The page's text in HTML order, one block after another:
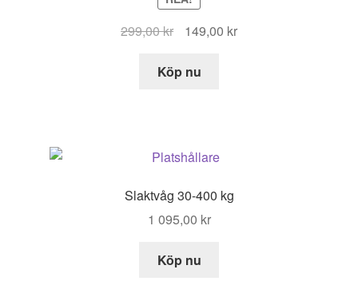
299,00kr
Det
priset
149,00 krDet
Köp nu
Slaktvåg 30-400 kg
1 095,00 kr
Köp nu